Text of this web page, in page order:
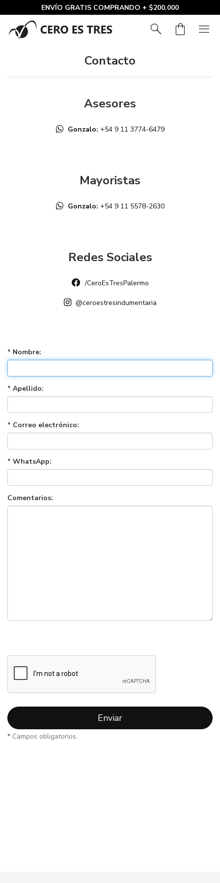
ENVÍO GRATIS COMPRANDO + $200.000
search shopping_bag menu
Contacto
Asesores
Gonzalo: +54 9 11 3774-6479
Mayoristas
Gonzalo: +54 9 11 5578-2630
Redes Sociales
/CeroEsTresPalermo
@ceroestresindumentaria
* Nombre:
* Apellido:
* Correo electrónico:
* WhatsApp:
Comentarios:
Enviar
* Campos obligatorios.